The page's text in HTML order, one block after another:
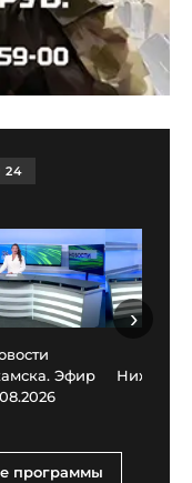
24
Эфир
›
программы